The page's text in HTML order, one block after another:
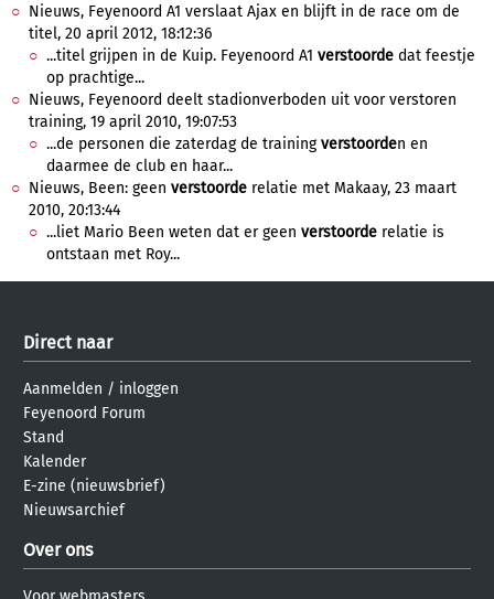
Nieuws, Feyenoord A1 verslaat Ajax en blijft in de race om de
titel, 20 april 2012, 18:12:36
...titel grijpen in de Kuip. Feyenoord A1 verstoorde dat feestje
op prachtige...
Nieuws, Feyenoord deelt stadionverboden uit voor verstoren
training, 19 april 2010, 19:07:53
...de personen die zaterdag de trainingverstoorden en
daarmee de club en haar...
Nieuws, Been: geen verstoorde relatie met Makaay, 23 maart
2010, 20:13:44
...liet Mario Been weten dat er geen verstoorde relatie is
ontstaan met Roy...
Direct naar
Aanmelden / inloggen
Feyenoord Forum
Stand
Kalender
E-zine (nieuwsbrief)
Nieuwsarchief
Over ons